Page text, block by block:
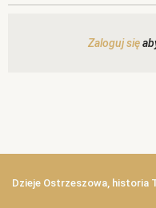
Zaloguj się
Dzieje Ostrzeszowa, historia